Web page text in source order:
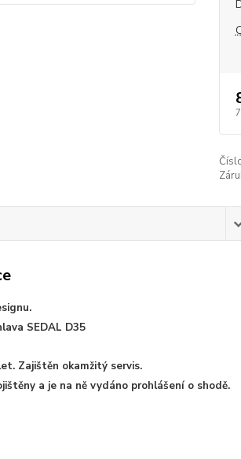
SEDAL D35
Zajištěn okamžitý servis.
a je na ně vydáno prohlášení o shodě.